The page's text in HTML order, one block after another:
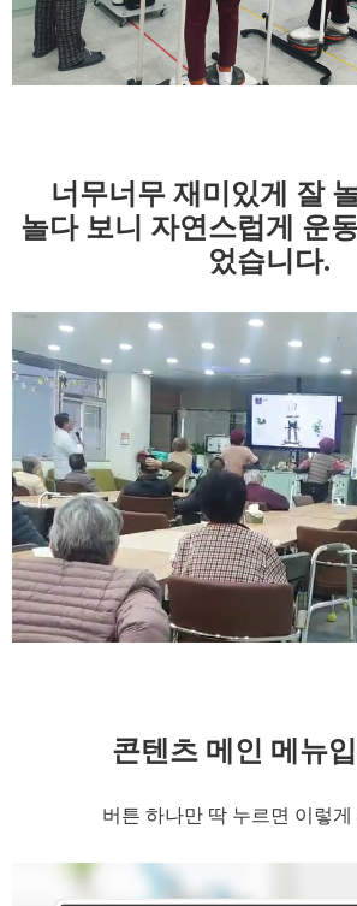
너무너무 재미있게 잘
놀다 보니 자연스럽게 운
었습니다.
콘텐츠 메인 메뉴
버튼 하나만 딱 누르면 이렇